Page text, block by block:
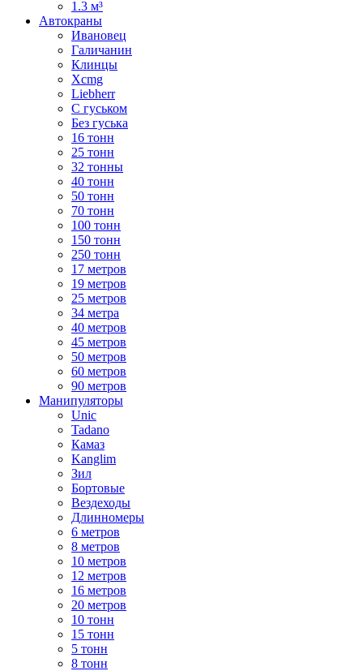
1.3 м³
Автокраны
Ивановец
Галичанин
Клинцы
Xcmg
Liebherr
С гуськом
Без гуська
16 тонн
25 тонн
32 тонны
40 тонн
50 тонн
70 тонн
100 тонн
150 тонн
250 тонн
17 метров
19 метров
25 метров
34 метра
40 метров
45 метров
50 метров
60 метров
90 метров
Манипуляторы
Unic
Tadano
Камаз
Kanglim
Зил
Бортовые
Вездеходы
Длинномеры
6 метров
8 метров
10 метров
12 метров
16 метров
20 метров
10 тонн
15 тонн
5 тонн
8 тонн